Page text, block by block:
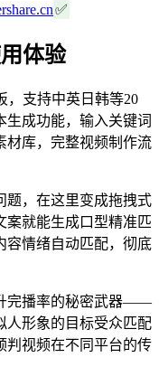
✅
体验
，支持中英日韩等20
成功能，输入关键词
材库，完整视频制作流
题，在这里变成拖拽式
案就能生成口型精准匹
容情绪自动匹配，彻底
完播率的秘密武器——
人形象的目标受众匹配
判视频在不同平台的传